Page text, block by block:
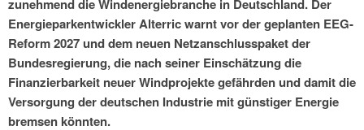
zunehmend die Windenergiebranche in Deutschland. Der
Energieparkentwickler Alterric warnt vor der geplanten EEG-
Reform 2027 und dem neuen Netzanschlusspaket der
Bundesregierung, die nach seiner Einschätzung die
Finanzierbarkeit neuer Windprojekte gefährden und damit die
Versorgung der deutschen Industrie mit günstiger Energie
bremsen könnten.